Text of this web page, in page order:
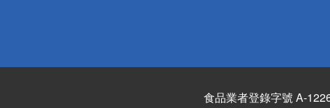
食品業者登錄字號 A-